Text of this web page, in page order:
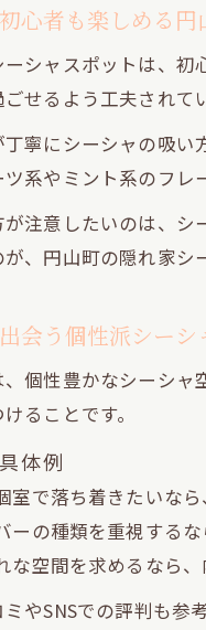
心者も楽しめる円
シャスポットは、
せるよう工夫されて
寧にシーシャの吸い
系やミント系のフレ
注意したいのは、シ
、円山町の隠れ家シ
会う個性派シー
個性豊かなシーシャ
ることです。
体例
室で落ち着きたいな
ーの種類を重視する
な空間を求めるなら
ミやSNSでの評判も